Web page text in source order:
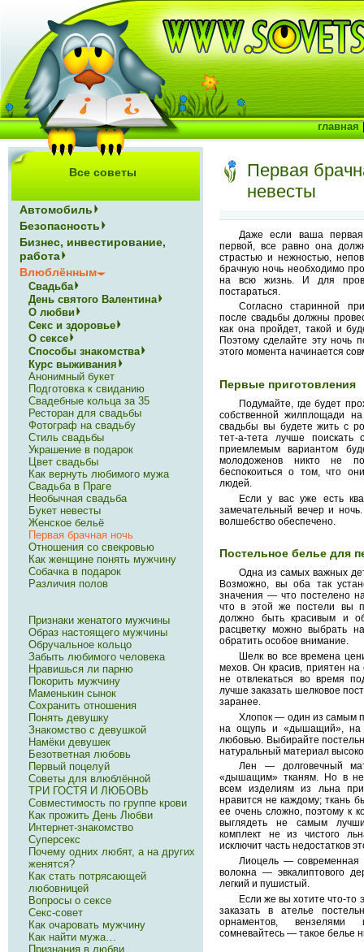
Первая
невесты
Даже если ваша
первой, все равно она
страстью и нежностью,
брачную ночь необходимо
на всю жизнь. И для
постараться.
Согласно старинной
после свадьбы должны
как она пройдет, такой и
Поэтому сделайте эту ночь
этого момента начинается
Первые приготовления
Подумайте, где будет
собственной жилплощади
свадьбы вы будете жить с
тет-а-тета лучше
приемлемым вариантом
молодоженов никто не
беспокоиться о том, что
людей.
Если у вас уже есть
замечательный вечер и
волшебство обеспечено.
Постельное белье для
Одна из самых важных
Возможно, вы оба так
значения — что постелено
что в этой же постели вы
должно быть красивым и
расцветку можно выбрать
обратить особое внимание.
Шелк во все времена
мехов. Он красив, приятен
не отвлекаться во время
лучше заказать шелковое
заранее.
Хлопок — один из самым
на ощупь и «дышащий», на
любовью. Выбирайте
натуральный материал
Лен — долговечный
«дышащим» тканям. Но в
всем изделиям из льна
нравится не каждому; ткань
ее очень сложно, поэтому к
выглядеть не самым
комплект не из чистого
исключит часть недостатков
Лиоцель — современная
волокна — эвкалиптового
легкий и пушистый.
Если же вы хотите что-то
заказать в ателье
орнаментов,
сомневайтесь — такое белье
Все советы
Автомобиль
Безопасность
Бизнес, инвестирование,
работа
Влюблённым
Свадьба
День святого Валентина
О любви
Секс и здоровье
О сексе
Способы знакомства
Курс выживания
Анонимный букет
Подготовка к свиданию
Свадебные кольца за 35
Ресторан для свадьбы
Фотограф на свадьбу
Стиль свадьбы
Украшение в подарок
Цвет свадьбы
Как вернуть любимого мужа
Свадьба в Праге
Необычная свадьба
Букет невесты
Женское бельё
Первая брачная ночь
Отношения со свекровью
Как женщине понять мужчину
Собачка в подарок
Различия полов
Признаки женатого мужчины
Образ настоящего мужчины
Обручальное кольцо
Забыть любимого человека
Нравишься ли парню
Покорить мужчину
Маменькин сынок
Сохранить отношения
Понять девушку
Знакомство с девушкой
Намёки девушек
Безответная любовь
Первый поцелуй
Советы для влюблённой
ТРИ ГОСТЯ И ЛЮБОВЬ
Совместимость по группе крови
Как прожить День Любви
Интернет-знакомство
Суперсекс
Почему одних любят, а на других
женятся?
Как стать потрясающей
любовницей
Вопросы о сексе
Секс-совет
Как очаровать мужчину
Как найти мужа…
Признания в любви
главная